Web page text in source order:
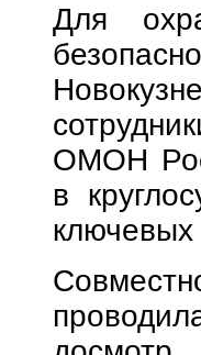
Для
ОМОН
в
ключевых